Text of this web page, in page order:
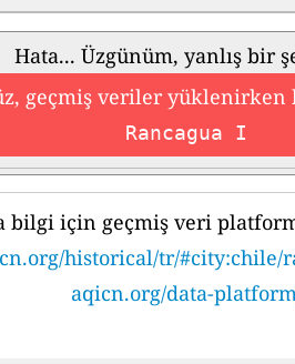
Hata... Üzgünüm, yanlış bir
geçmiş veriler yüklenirken
Rancagua I
bilgi için geçmiş veri
historical/tr/#city:chile/
aqicn.org/data-